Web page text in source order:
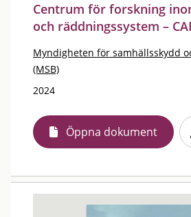
Centrum för forskning
och räddningssystem –
Myndigheten för samhällsskydd
(MSB)
2024
Öppna dokument